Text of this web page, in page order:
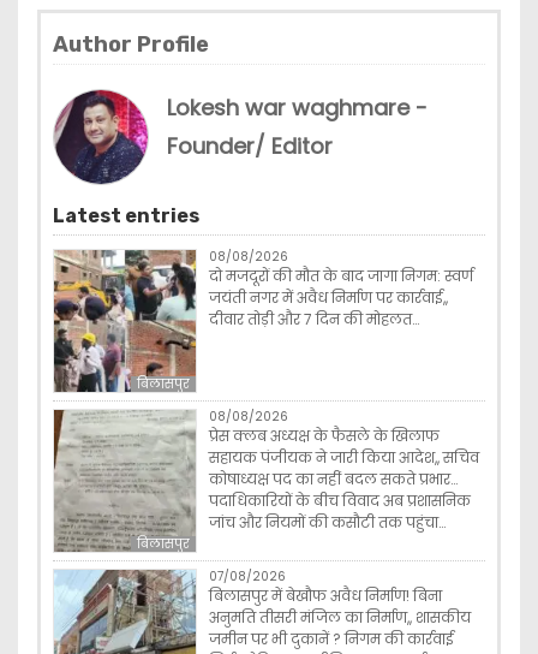
Author Profile
Lokesh war waghmare -
Founder/ Editor
Latest entries
बिलासपुर
08/08/2026
दो मजदूरों की मौत के बाद जागा निगम: स्वर्ण
जयंती नगर में अवैध निर्माण पर कार्रवाई,,
दीवार तोड़ी और 7 दिन की मोहलत…
बिलासपुर
08/08/2026
प्रेस क्लब अध्यक्ष के फैसले के खिलाफ
सहायक पंजीयक ने जारी किया आदेश,, सचिव
कोषाध्यक्ष पद का नहीं बदल सकते प्रभार…
पदाधिकारियों के बीच विवाद अब प्रशासनिक
जांच और नियमों की कसौटी तक पहुंचा…
07/08/2026
बिलासपुर में बेखौफ अवैध निर्माण! बिना
अनुमति तीसरी मंजिल का निर्माण,, शासकीय
जमीन पर भी दुकानें ? निगम की कार्रवाई